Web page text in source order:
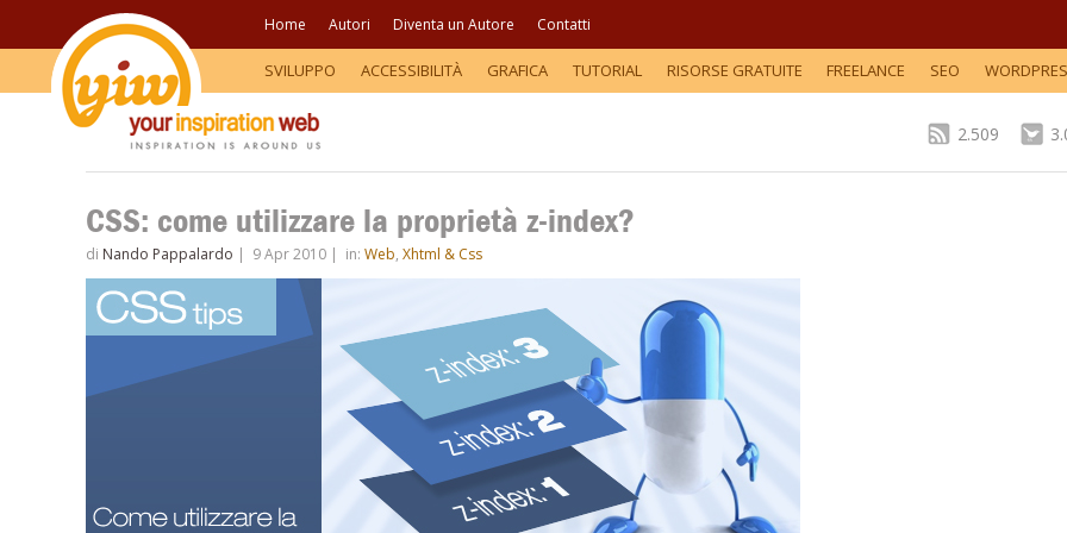
Home Autori Diventa un Autore Contatti
SVILUPPO ACCESSIBILITÀ GRAFICA TUTORIAL RISORSE GRATUITE FREELANCE SEO
2.509
CSS: come utilizzare la proprietà z-index?
di Nando Pappalardo | 9 Apr 2010 | in: Web, Xhtml & Css